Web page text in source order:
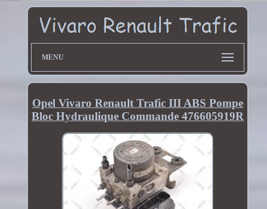
MENU
Opel Vivaro Renault Trafic III ABS Pompe
Bloc Hydraulique Commande 476605919R